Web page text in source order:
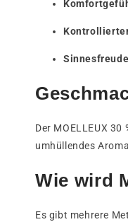
Sinnesfreude
Der MOELLEUX
umhüllendes
Wie wird
Es gibt mehrere